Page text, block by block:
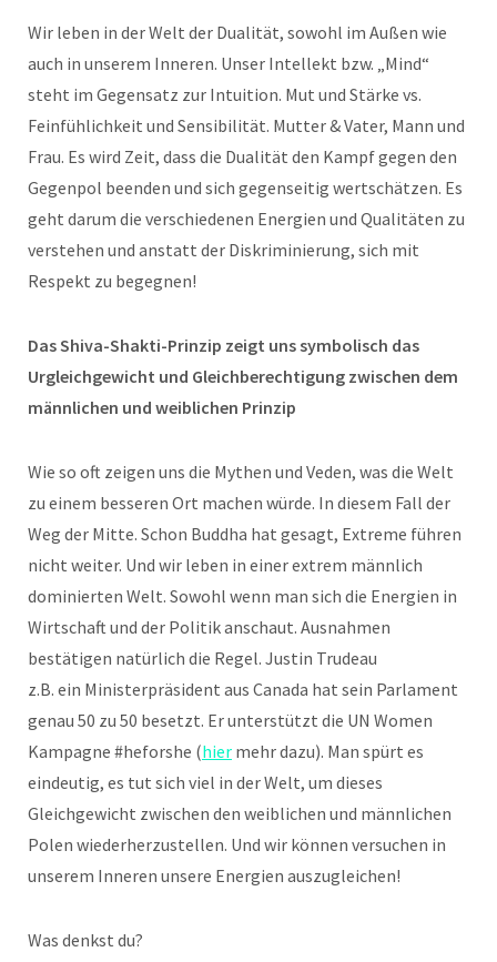
Wir leben in der Welt der Dualität, sowohl im Außen wie
auch in unserem Inneren. Unser Intellekt bzw. „Mind“
steht im Gegensatz zur Intuition. Mut und Stärke vs.
Feinfühlichkeit und Sensibilität. Mutter & Vater, Mann und
Frau. Es wird Zeit, dass die Dualität den Kampf gegen den
Gegenpol beenden und sich gegenseitig wertschätzen. Es
geht darum die verschiedenen Energien und Qualitäten zu
verstehen und anstatt der Diskriminierung, sich mit
Respekt zu begegnen!
Das Shiva-Shakti-Prinzip zeigt uns symbolisch das
Urgleichgewicht und Gleichberechtigung zwischen dem
männlichen und weiblichen Prinzip
Wie so oft zeigen uns die Mythen und Veden, was die Welt
zu einem besseren Ort machen würde. In diesem Fall der
Weg der Mitte. Schon Buddha hat gesagt, Extreme führen
nicht weiter. Und wir leben in einer extrem männlich
dominierten Welt. Sowohl wenn man sich die Energien in
Wirtschaft und der Politik anschaut. Ausnahmen
bestätigen natürlich die Regel. Justin Trudeau
z.B. ein Ministerpräsident aus Canada hat sein Parlament
genau 50 zu 50 besetzt. Er unterstützt die UN Women
Kampagne #heforshe (hier mehr dazu). Man spürt es
eindeutig, es tut sich viel in der Welt, um dieses
Gleichgewicht zwischen den weiblichen und männlichen
Polen wiederherzustellen. Und wir können versuchen in
unserem Inneren unsere Energien auszugleichen!
Was denkst du?